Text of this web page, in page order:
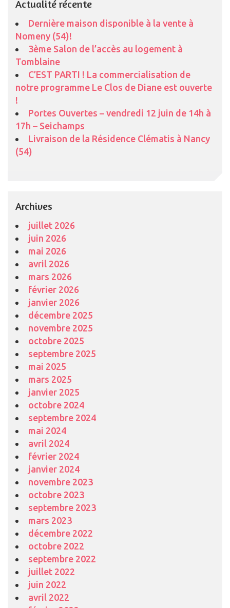
Actualité récente
Dernière maison disponible à la vente à
Nomeny (54)!
3ème Salon de l’accès au logement à
Tomblaine
C’EST PARTI ! La commercialisation de
notre programme Le Clos de Diane est ouverte
!
Portes Ouvertes – vendredi 12 juin de 14h à
17h – Seichamps
Livraison de la Résidence Clématis à Nancy
(54)
Archives
juillet 2026
juin 2026
mai 2026
avril 2026
mars 2026
février 2026
janvier 2026
décembre 2025
novembre 2025
octobre 2025
septembre 2025
mai 2025
mars 2025
janvier 2025
octobre 2024
septembre 2024
mai 2024
avril 2024
février 2024
janvier 2024
novembre 2023
octobre 2023
septembre 2023
mars 2023
décembre 2022
octobre 2022
septembre 2022
juillet 2022
juin 2022
avril 2022